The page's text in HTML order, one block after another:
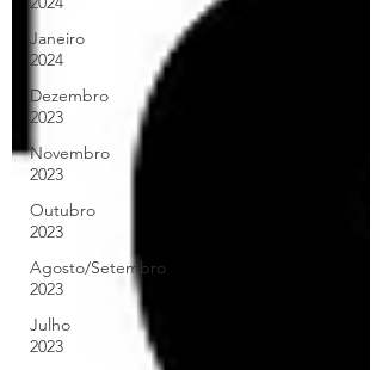
Janeiro
2024
Dezembro
2023
Novembro
2023
Outubro
2023
Agosto/Setembro
2023
Julho
2023